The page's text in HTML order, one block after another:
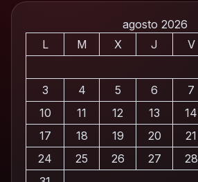
agosto 2026
L
M X J V
3
4 5 6 7
10
11 12 13 14
17
18 19 20 21
24
25 26 27 28